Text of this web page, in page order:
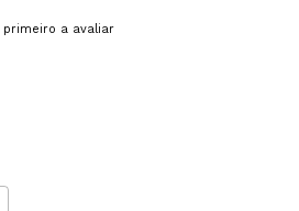
primeiro a avaliar